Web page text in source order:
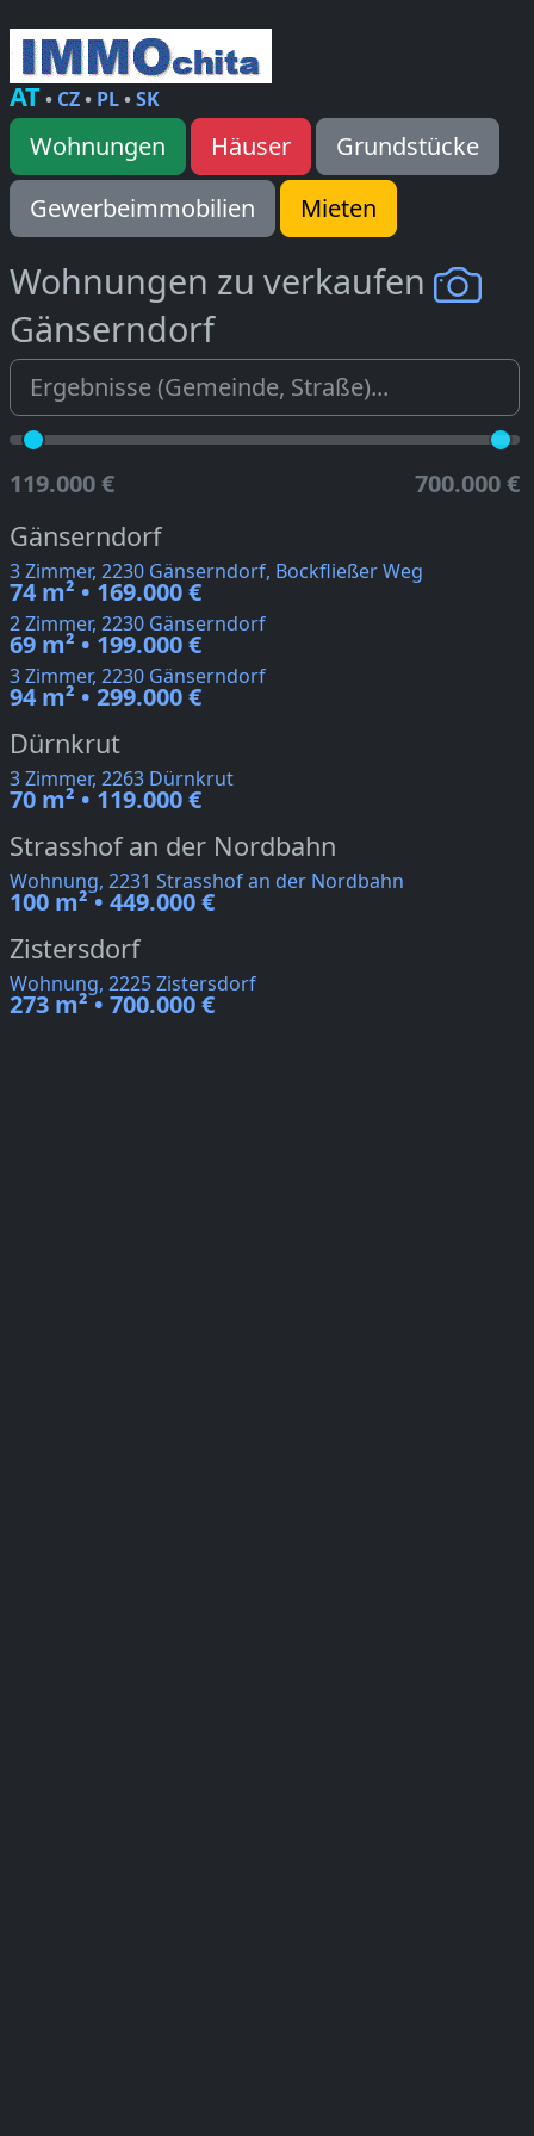
AT• CZ• PL•SK
Wohnungen Häuser
Grundstücke
Gewerbeimmobilien
Mieten
Wohnungen zu verkaufen
Gänserndorf
119.000 € 700.000 €
Gänserndorf
3 Zimmer, 2230 Gänserndorf, Bockfließer Weg
74 m² • 169.000 €
2 Zimmer, 2230 Gänserndorf
69 m² • 199.000 €
3 Zimmer, 2230 Gänserndorf
94 m² • 299.000 €
Dürnkrut
3 Zimmer, 2263 Dürnkrut
70 m² • 119.000 €
Strasshof an der Nordbahn
Wohnung, 2231 Strasshof an der Nordbahn
100 m² • 449.000 €
Zistersdorf
Wohnung, 2225 Zistersdorf
273 m² • 700.000 €